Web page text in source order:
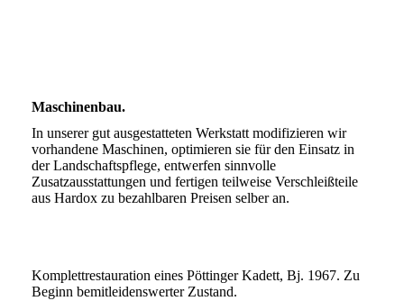
Maschinenbau.
In unserer gut ausgestatteten Werkstatt modifizieren wir
vorhandene Maschinen, optimieren sie für den Einsatz in
der Landschaftspflege, entwerfen sinnvolle
Zusatzausstattungen und fertigen teilweise Verschleißteile
aus Hardox zu bezahlbaren Preisen selber an.
Komplettrestauration eines Pöttinger Kadett, Bj. 1967. Zu
Beginn bemitleidenswerter Zustand.